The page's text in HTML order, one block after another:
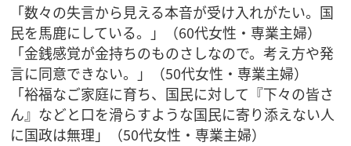
「数々の失言から見える本音が受け入れがたい。国
民を馬鹿にしている。」（60代女性・専業主婦）
「金銭感覚が金持ちのものさしなので。考え方や発
言に同意できない。」（50代女性・専業主婦）
「裕福なご家庭に育ち、国民に対して『下々の皆さ
ん』などと口を滑らすような国民に寄り添えない人
に国政は無理」（50代女性・専業主婦）